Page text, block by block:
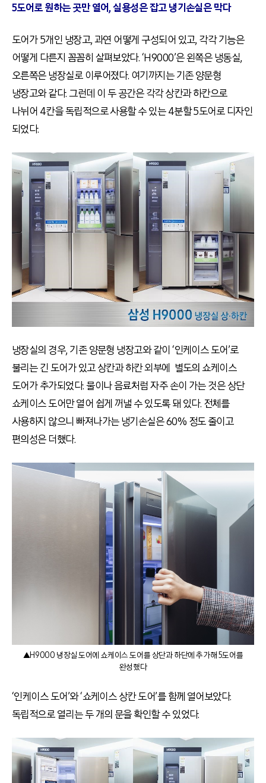
5도어로 원하는 곳만 열어, 실용성은 잡고 냉기손실은 막다
도어가 5개인 냉장고, 과연 어떻게 구성되어 있고, 각각 기능은
어떻게 다른지 꼼꼼히 살펴보았다. ‘H9000’은 왼쪽은 냉동실,
오른쪽은 냉장실로 이루어졌다. 여기까지는 기존 양문형
냉장고와 같다. 그런데 이 두 공간은 각각 상칸과 하칸으로
나뉘어 4칸을 독립적으로 사용할 수 있는 4분할 5도어로 디자인
되었다.
냉장실의 경우, 기존 양문형 냉장고와 같이 ‘인케이스 도어’로
불리는 긴 도어가 있고 상칸과 하칸 외부에 별도의 쇼케이스
도어가 추가되었다. 물이나 음료처럼 자주 손이 가는 것은 상단
쇼케이스 도어만 열어 쉽게 꺼낼 수 있도록 돼 있다. 전체를
사용하지 않으니 빠져나가는 냉기손실은 60% 정도 줄이고
편의성은 더했다.
▲H9000 냉장실 도어에 쇼케이스 도어를 상단과 하단에 추가해 5도어를
완성했다
‘인케이스 도어’와 ‘쇼케이스 상칸 도어’를 함께 열어보았다.
독립적으로 열리는 두 개의 문을 확인할 수 있었다.